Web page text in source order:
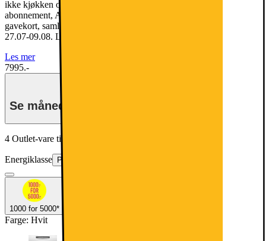
ikke kjøkken og interiør, tjenester, pc-komponenter, mobiltelefoner,
abonnement, Apple, Dyson, Dreame, Roborock, konsoller, spill,
gavekort, samlekort og marketplace-produkter. . Kampanjen varer
27.07-09.08. Les kampanjevilkår her:
Les mer
7995.-
Se månedspris for delbetaling.
4 Outlet-vare tilgjengelig
Energiklasse Produktdatablad
1000 for 5000*
Farge: Hvit